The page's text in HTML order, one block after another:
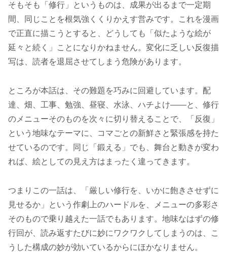
そもそも「修行」というものは、成果が出るまで一定期
間、同じことを根気強くくりかえす営みです。これを漫画
で正直に描こうとすると、どうしても「似たような絵が
延々と続く」ことになりかねません。変化に乏しい反復描
写は、読者を退屈させてしまう危険があります。
ところが本話は、その難題を巧みに回避しています。配
達、畑、工事、勉強、昼寝、水泳、ハチよけ――と、修行
のメニューそのものを次々に切り替えることで、「反復」
という地味なテーマに、コマごとの新鮮さと緊張感を持た
せているのです。同じ「鍛える」でも、舞台と動きが変わ
れば、絵としての見え方はまったく違ってきます。
つまりこの一話は、「厳しい修行を、いかに飽きさせずに
見せるか」という作劇上のハードルを、メニューの多彩さ
そのもので乗り越えた一話でもあります。地味なはずの修
行回が、読み返すたびに妙にワクワクしてしまうのは、こ
うした構成の妙が効いているからにほかなりません。